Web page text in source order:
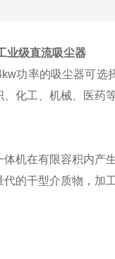
业级直流吸尘器
功率的吸尘器可选
化工、机械、医药
机在有限容积内产
的干型介质物，加